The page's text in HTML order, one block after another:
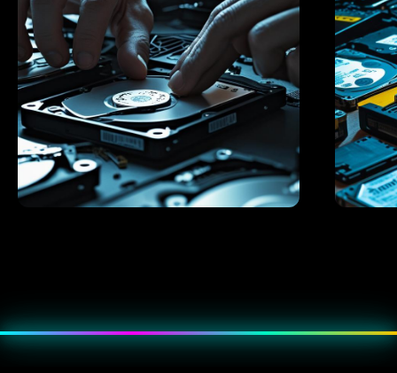
???? Эффект — мягкое пульсирующее свечение, как неоновая